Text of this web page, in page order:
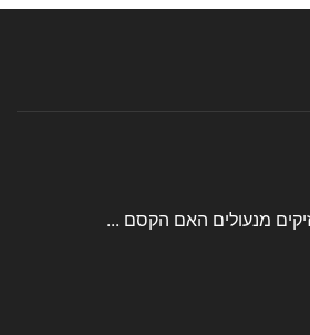
מנעולים האם הקסם ...